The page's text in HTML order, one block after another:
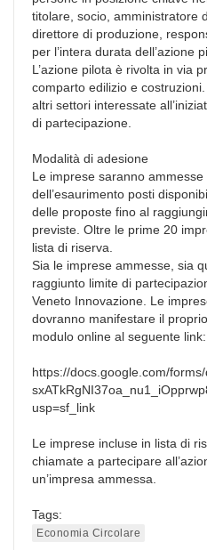
titolare, socio, amministratore
direttore di produzione,
per l’intera durata dell’azione
L’azione pilota è rivolta in via
comparto edilizio e
altri settori interessate
di partecipazione.
Modalità di adesione
Le imprese saranno
dell’esaurimento posti
delle proposte fino al
previste. Oltre le prime 20
lista di riserva.
Sia le imprese ammesse, sia
raggiunto limite di
Veneto Innovazione. Le
dovranno manifestare il
modulo online al seguente link:
https://docs.google.com/
usp=sf_link
Le imprese incluse in lista di
chiamate a partecipare
un’impresa ammessa.
Tags:
Economia Circolare